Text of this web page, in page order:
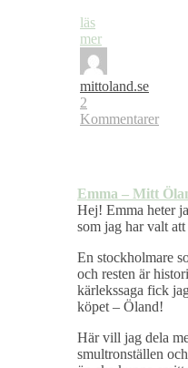
läs
mer
mittoland.se
2
Kommentarer
Emma – Mitt
Hej! Emma heter
som jag har valt
En stockholmare
och resten är
kärlekssaga fick
köpet – Öland!
Här vill jag dela
smultronställen